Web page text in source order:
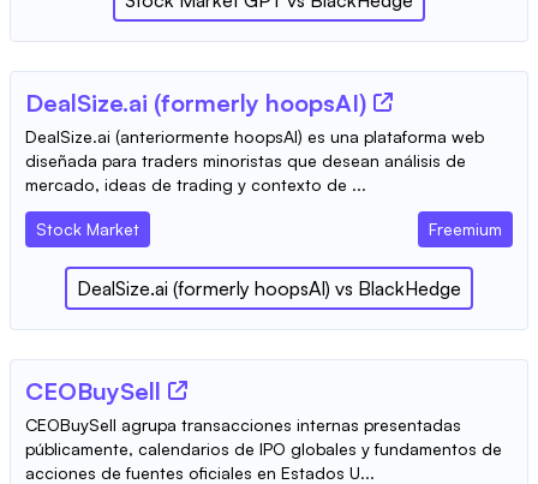
DealSize.ai (formerly hoopsAI)
DealSize.ai (anteriormente hoopsAI) es una plataforma web
diseñada para traders minoristas que desean análisis de
mercado, ideas de trading y contexto de ...
Stock Market Freemium
DealSize.ai (formerly hoopsAI) vs BlackHedge
CEOBuySell
CEOBuySell agrupa transacciones internas presentadas
públicamente, calendarios de IPO globales y fundamentos de
acciones de fuentes oficiales en Estados U...